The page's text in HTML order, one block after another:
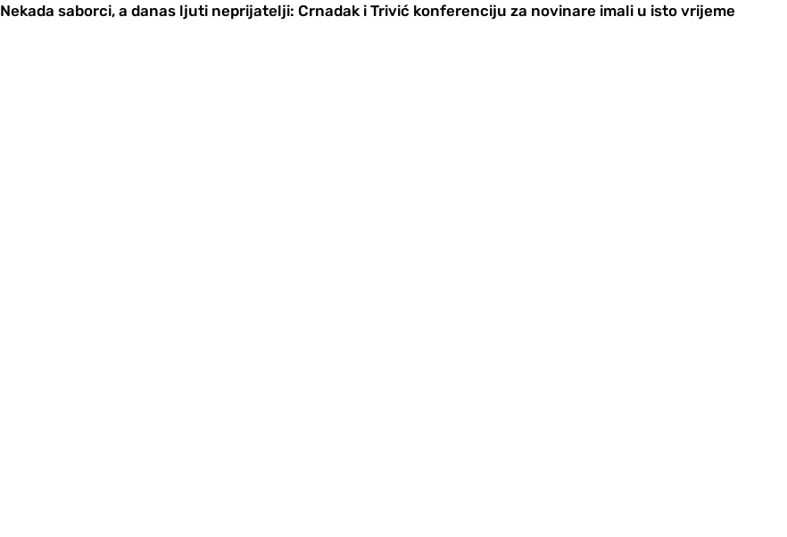
Nekada saborci, a danas ljuti neprijatelji: Crnadak i Trivić konferenciju za novinare imali u isto vrijeme